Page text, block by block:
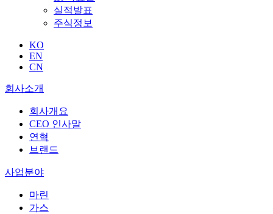
실적발표
주식정보
KO
EN
CN
회사소개
회사개요
CEO 인사말
연혁
브랜드
사업분야
마린
가스